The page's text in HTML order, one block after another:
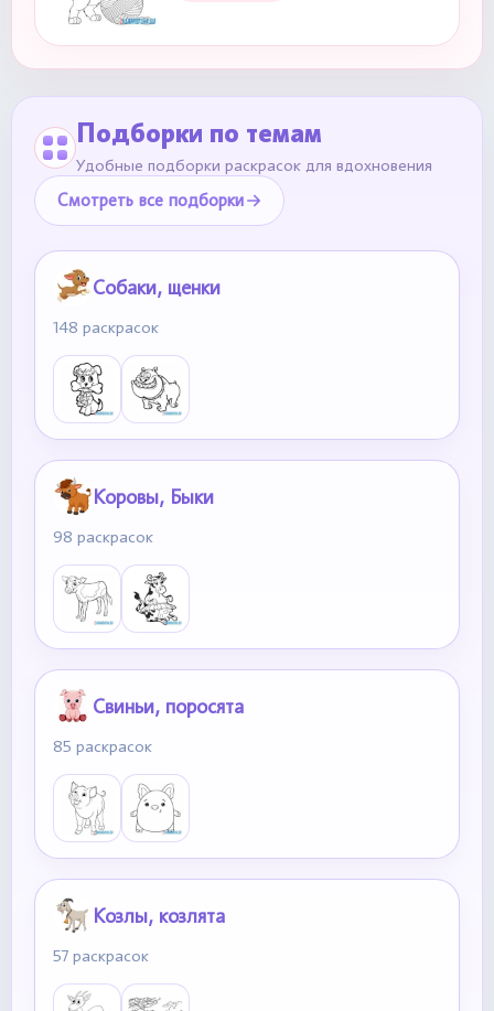
Подборки по темам
Удобные подборки раскрасок для вдохновения
Смотреть все подборки
Собаки, щенки
148 раскрасок
Коровы, Быки
98 раскрасок
Свиньи, поросята
85 раскрасок
Козлы, козлята
57 раскрасок